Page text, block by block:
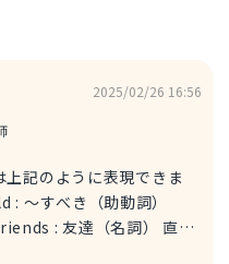
2025/02/26 16:56
上記のように表現できま
: 友達（名詞） 直訳
るべきだと思う。」とい